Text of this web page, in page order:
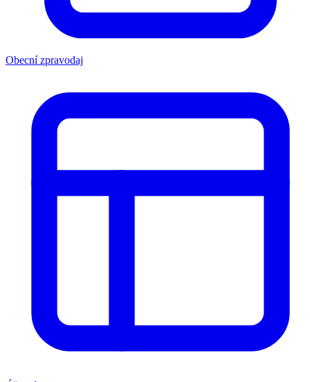
Obecní zpravodaj